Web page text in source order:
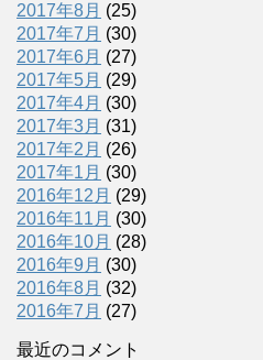
2017年8月 (25)
2017年7月 (30)
2017年6月 (27)
2017年5月 (29)
2017年4月 (30)
2017年3月 (31)
2017年2月 (26)
2017年1月 (30)
2016年12月 (29)
2016年11月 (30)
2016年10月 (28)
2016年9月 (30)
2016年8月 (32)
2016年7月 (27)
最近のコメント